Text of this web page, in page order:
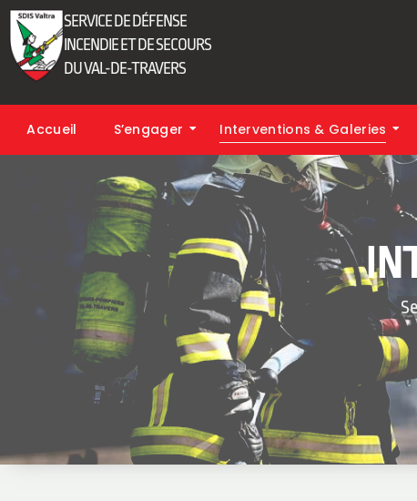
SERVICE DE DÉFENSE
INCENDIE ET DE SECOURS
DU VAL-DE-TRAVERS
Accueil S’engager Interventions & Galeries